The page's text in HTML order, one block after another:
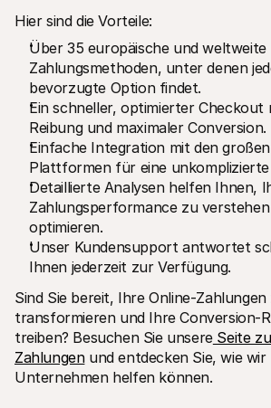
Hier sind die Vorteile:
Über 35 europäische und weltweite
Zahlungsmethoden, unter denen
bevorzugte Option findet.
Ein schneller, optimierter Checkout
Reibung und maximaler Conversion.
Einfache Integration mit den
Plattformen für eine
Detaillierte Analysen helfen Ihnen,
Zahlungsperformance zu
optimieren.
Unser Kundensupport antwortet
Ihnen jederzeit zur Verfügung.
Sind Sie bereit, Ihre Online-Zahlungen
transformieren und Ihre Conversion-
treiben? Besuchen Sie unsere Seite
Zahlungen und entdecken Sie, wie wir
Unternehmen helfen können.